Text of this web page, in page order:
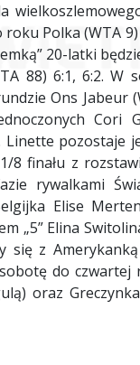
Polka (WTA
20-latki
88) 6:1, 6:2.
Ons Jabeur
Cori
pozostaje
finału z
rywalkami
Elise
„5” Elina
się z
do czwartej
oraz